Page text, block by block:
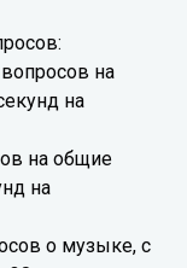
на
на
на общие
на
о музыке, с